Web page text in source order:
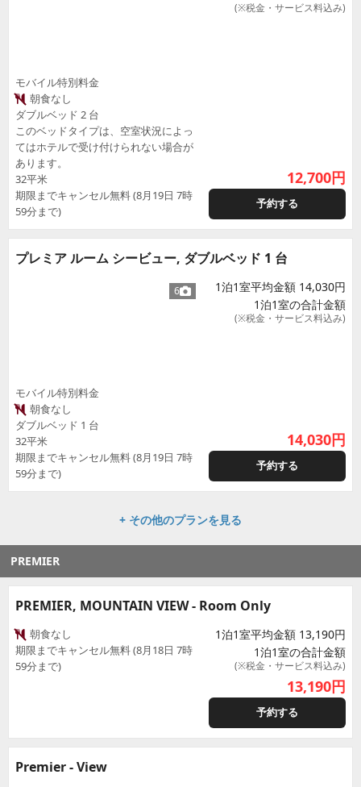
モバイル特別料金
朝食なし
ダブルベッド 2 台
このベッドタイプは、空室状況によっ
てはホテルで受け付けられない場合が
あります。
32平米
期限までキャンセル無料 (8月19日 7時
59分まで)
(※税金・サービス料込み)
12,700円
予約する
プレミア ルーム シービュー, ダブルベッド 1 台
6
モバイル特別料金
朝食なし
ダブルベッド 1 台
32平米
期限までキャンセル無料 (8月19日 7時
59分まで)
1泊1室平均金額 14,030円
1泊1室の合計金額
(※税金・サービス料込み)
14,030円
予約する
+ その他のプランを見る
PREMIER
PREMIER, MOUNTAIN VIEW - Room Only
朝食なし
期限までキャンセル無料 (8月18日 7時
59分まで)
1泊1室平均金額 13,190円
1泊1室の合計金額
(※税金・サービス料込み)
13,190円
予約する
Premier - View